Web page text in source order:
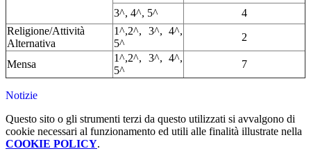
3^, 4^, 5^
4
Religione/Attività
Alternativa
1^,2^, 3^, 4^,
5^
2
Mensa
1^,2^, 3^, 4^,
5^
7
Notizie
Questo sito o gli strumenti terzi da questo utilizzati si avvalgono di
cookie necessari al funzionamento ed utili alle finalità illustrate nella
COOKIE POLICY.